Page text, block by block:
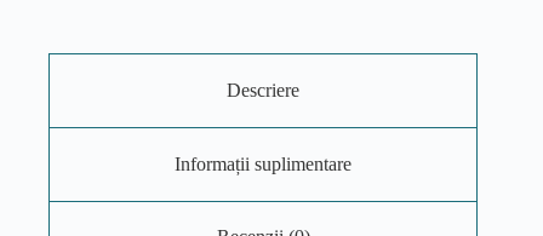
Descriere
Informații suplimentare